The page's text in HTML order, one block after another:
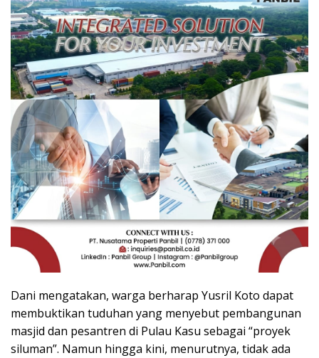
Dani mengatakan, warga berharap Yusril Koto dapat
membuktikan tuduhan yang menyebut pembangunan
masjid dan pesantren di Pulau Kasu sebagai “proyek
siluman”. Namun hingga kini, menurutnya, tidak ada